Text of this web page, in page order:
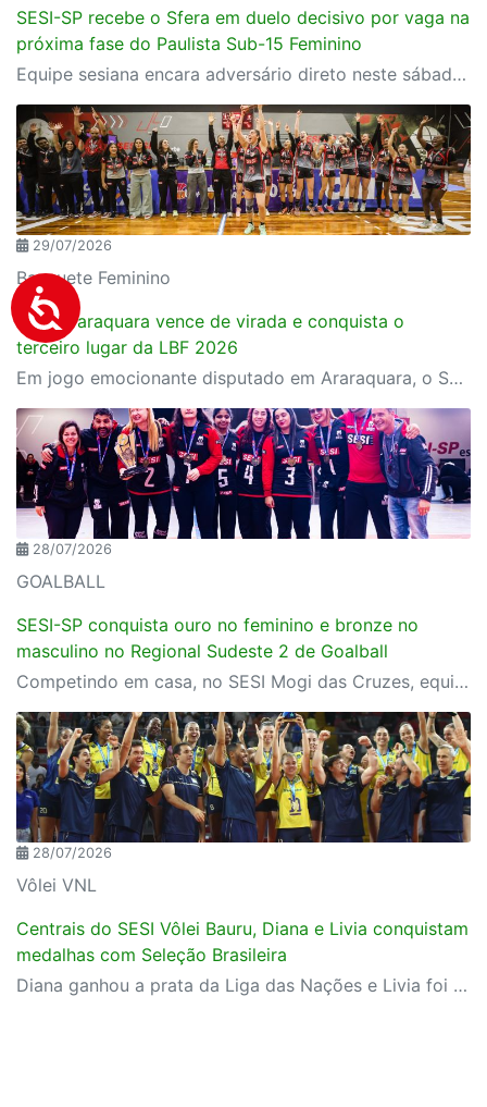
SESI-SP recebe o Sfera em duelo decisivo por vaga na
próxima fase do Paulista Sub-15 Feminino
Equipe sesiana encara adversário direto neste sábado (1º), em Rio Claro, pela penúltima rodada da fase de grupos
29/07/2026
Basquete Feminino
SESI Araraquara vence de virada e conquista o
terceiro lugar da LBF 2026
Em jogo emocionante disputado em Araraquara, o SESI Araraquara Basquete superou um déficit de quase 20 pontos, contou com o apoio massivo da torcida e derrotou o Cerrado BRB por 77 a 71, conquistando o terceiro lugar da LBF Loterias Caixa 2026
28/07/2026
GOALBALL
SESI-SP conquista ouro no feminino e bronze no
masculino no Regional Sudeste 2 de Goalball
Competindo em casa, no SESI Mogi das Cruzes, equipes do SESI-SP encerram a competição com duas medalhas e reforçam a tradição da instituição entre as principais forças do goalball brasileiro.
28/07/2026
Vôlei VNL
Centrais do SESI Vôlei Bauru, Diana e Livia conquistam
medalhas com Seleção Brasileira
Diana ganhou a prata da Liga das Nações e Livia foi campeã da Copa Sul-Americana com Seleção B